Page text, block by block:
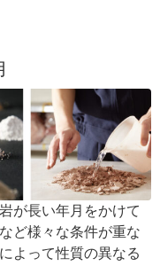
が長い年月をかけて
ど様々な条件が重な
よって性質の異なる